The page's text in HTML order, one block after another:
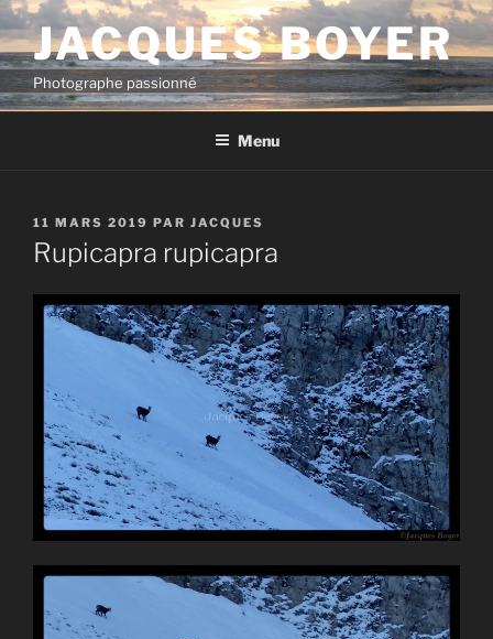
Aller
au
contenu
principal
JACQUES BOYER
Photographe passionné
Menu
PUBLIÉ
LE
11 MARS 2019 PAR JACQUES
Rupicapra rupicapra